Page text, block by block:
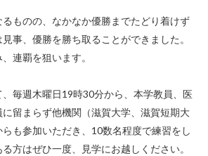
ものの、なかなか優勝までたどり着けず
事、優勝を勝ち取ることができました。
連覇を狙います。
毎週木曜日19時30分から、本学教員、医
留まらず他機関（滋賀大学、滋賀短期大
も参加いただき、10数名程度で練習をし
方はぜひ一度、見学にお越しください。